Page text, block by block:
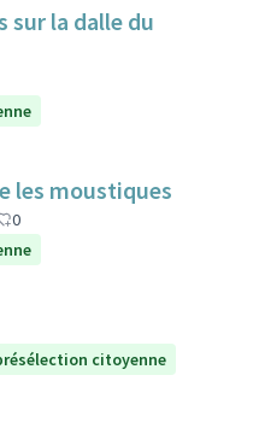
sur la dalle du
les moustiques
0
citoyenne